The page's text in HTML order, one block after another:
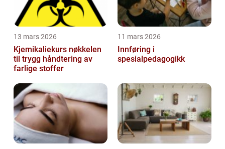
13 mars 2026
Kjemikaliekurs nøkkelen
til trygg håndtering av
farlige stoffer
11 mars 2026
Innføring i
spesialpedagogikk